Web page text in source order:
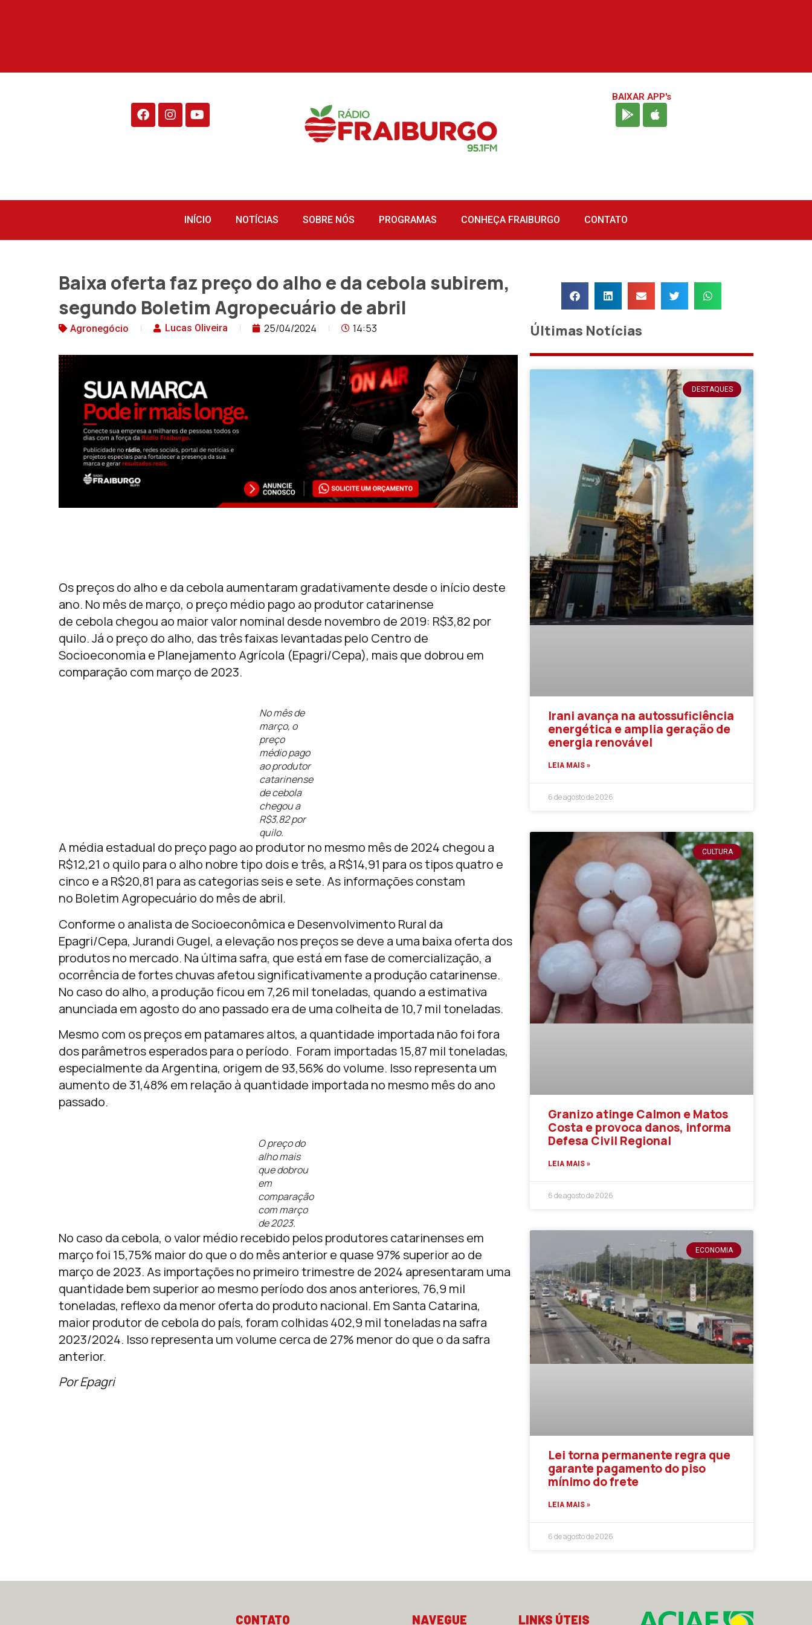
BAIXAR APP's
INÍCIO NOTÍCIAS SOBRE NÓS PROGRAMAS CONHEÇA FRAIBURGO CONTATO
Baixa oferta faz preço do alho e da cebola subirem,
segundo Boletim Agropecuário de abril
Agronegócio Lucas Oliveira 25/04/2024 14:53
Os preços do alho e da cebola aumentaram gradativamente desde o início deste
ano. No mês de março, o preço médio pago ao produtor catarinense
de cebola chegou ao maior valor nominal desde novembro de 2019: R$3,82 por
quilo. Já o preço do alho, das três faixas levantadas pelo Centro de
Socioeconomia e Planejamento Agrícola (Epagri/Cepa), mais que dobrou em
comparação com março de 2023.
No mês de
março, o
preço
médio pago
ao produtor
catarinense
de cebola
chegou a
R$3,82 por
quilo.
A média estadual do preço pago ao produtor no mesmo mês de 2024 chegou a
R$12,21 o quilo para o alho nobre tipo dois e três, a R$14,91 para os tipos quatro e
cinco e a R$20,81 para as categorias seis e sete. As informações constam
no Boletim Agropecuário do mês de abril.
Conforme o analista de Socioeconômica e Desenvolvimento Rural da
Epagri/Cepa, Jurandi Gugel, a elevação nos preços se deve a uma baixa oferta dos
produtos no mercado. Na última safra, que está em fase de comercialização, a
ocorrência de fortes chuvas afetou significativamente a produção catarinense.
No caso do alho, a produção ficou em 7,26 mil toneladas, quando a estimativa
anunciada em agosto do ano passado era de uma colheita de 10,7 mil toneladas.
Mesmo com os preços em patamares altos, a quantidade importada não foi fora
dos parâmetros esperados para o período. Foram importadas 15,87 mil toneladas,
especialmente da Argentina, origem de 93,56% do volume. Isso representa um
aumento de 31,48% em relação à quantidade importada no mesmo mês do ano
passado.
O preço do
alho mais
que dobrou
em
comparação
com março
de 2023.
No caso da cebola, o valor médio recebido pelos produtores catarinenses em
março foi 15,75% maior do que o do mês anterior e quase 97% superior ao de
março de 2023. As importações no primeiro trimestre de 2024 apresentaram uma
quantidade bem superior ao mesmo período dos anos anteriores, 76,9 mil
toneladas, reflexo da menor oferta do produto nacional. Em Santa Catarina,
maior produtor de cebola do país, foram colhidas 402,9 mil toneladas na safra
2023/2024. Isso representa um volume cerca de 27% menor do que o da safra
anterior.
Por Epagri
Últimas Notícias
DESTAQUES
Irani avança na autossuficiência
energética e amplia geração de
energia renovável
LEIA MAIS »
6 de agosto de 2026
CULTURA
Granizo atinge Calmon e Matos
Costa e provoca danos, informa
Defesa Civil Regional
LEIA MAIS »
6 de agosto de 2026
ECONOMIA
Lei torna permanente regra que
garante pagamento do piso
mínimo do frete
LEIA MAIS »
6 de agosto de 2026
CONTATO NAVEGUE LINKS ÚTEIS